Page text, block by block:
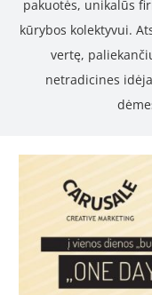
pakuotės, unikalūs
kūrybos kolektyvui.
vertę,
netradicines